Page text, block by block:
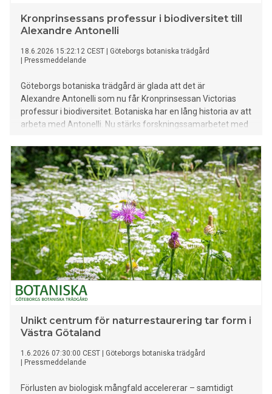
Kronprinsessans professur i biodiversitet till
Alexandre Antonelli
18.6.2026 15:22:12 CEST
Göteborgs botaniska trädgård
Pressmeddelande
Göteborgs botaniska trädgård är glada att det är
Alexandre Antonelli som nu får Kronprinsessan Victorias
professur i biodiversitet. Botaniska har en lång historia av att
arbeta med Antonelli. Nu stärks forskningssamarbetet med
gemensamma ambition att utveckla ny kunskap och
förståelse om biologisk mångfald.
Unikt centrum för naturrestaurering tar form i
Västra Götaland
1.6.2026 07:30:00 CEST
Göteborgs botaniska trädgård
Pressmeddelande
Förlusten av biologisk mångfald accelererar – samtidigt